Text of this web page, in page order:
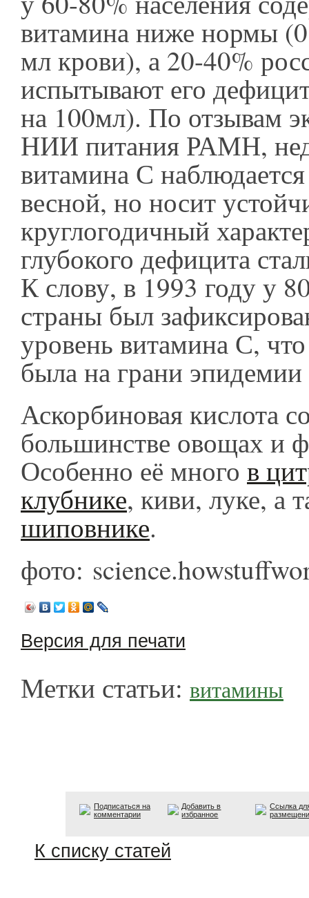
витамина ниже нормы
мл крови), а 20-40%
испытывают его
на 100мл). По отзывам
НИИ питания РАМН,
витамина С
весной, но носит
круглогодичный
глубокого дефицита
К слову, в 1993 году у
страны был
уровень витамина С,
была на грани
Аскорбиновая кислота
большинстве овощах и
Особенно её много в
клубнике, киви, луке, а
шиповнике.
фото:
Версия для печати
Метки статьи: витамины
Подписаться на
комментарии
Добавить в
избранное
Ссылка
К списку статей